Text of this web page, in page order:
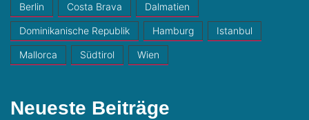
Berlin Costa Brava Dalmatien
Dominikanische Republik Hamburg Istanbul
Mallorca Südtirol Wien
Neueste Beiträge